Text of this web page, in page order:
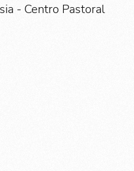
- Centro Pastoral